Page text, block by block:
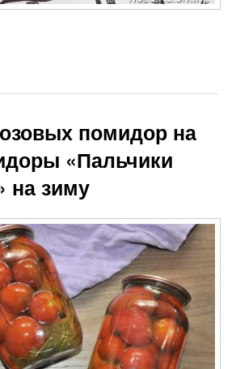
помидор
помидор на
«Пальчики
на зиму